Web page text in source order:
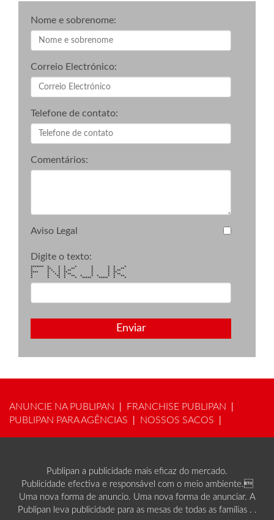
Nome e sobrenome:
Correio Electrónico:
Telefone de contato:
Comentários:
Aviso Legal
Digite o texto:
******* * * * * * * * *
* ** * * ** * * * **
* * * * * ** * * * **
**** * * * ** * * **
* * * * * ** * * * **
* * ** * ** * * * * * **
* * * * * ***** ***** * *
Enviar
ANUNCIE NA PUBLIPAN FRANCHISE PUBLIPAN
PUBLIPAN PARA AGÊNCIAS NOSSOS SACOS
Publipan a publicidade mais eficaz do mercado.
Publicidade efectiva e responsável com o meio ambiente.
Uma nova forma de anuncio. Uma nova forma de anunciar. A
Publipan leva publicidade para as mesas de todas as famílias . .